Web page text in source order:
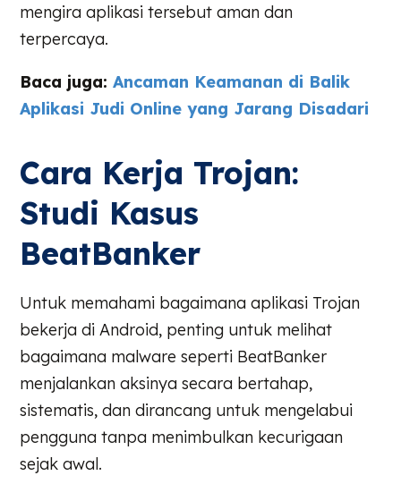
mengira aplikasi tersebut aman dan
terpercaya.
Baca juga:Ancaman Keamanan di Balik
Aplikasi Judi Online yang Jarang Disadari
Cara Kerja Trojan:
Studi Kasus
BeatBanker
Untuk memahami bagaimana aplikasi Trojan
bekerja di Android, penting untuk melihat
bagaimana malware seperti BeatBanker
menjalankan aksinya secara bertahap,
sistematis, dan dirancang untuk mengelabui
pengguna tanpa menimbulkan kecurigaan
sejak awal.